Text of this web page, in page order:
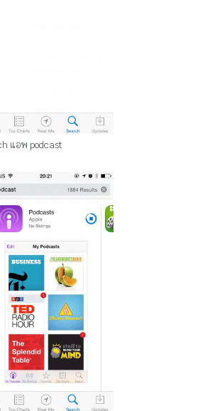
แอพ podcast